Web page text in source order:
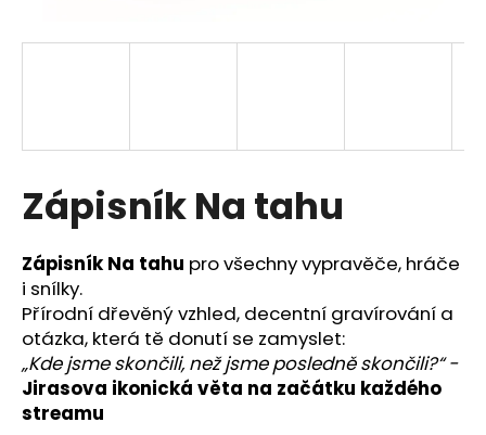
Zápisník Na tahu
Zápisník Na tahu pro všechny vypravěče, hráče
i snílky.
Přírodní dřevěný vzhled, decentní gravírování a
otázka, která tě donutí se zamyslet:
„Kde jsme skončili, než jsme posledně skončili?“ -
Jirasova ikonická věta na začátku každého
streamu
j
?
D
o
p
o